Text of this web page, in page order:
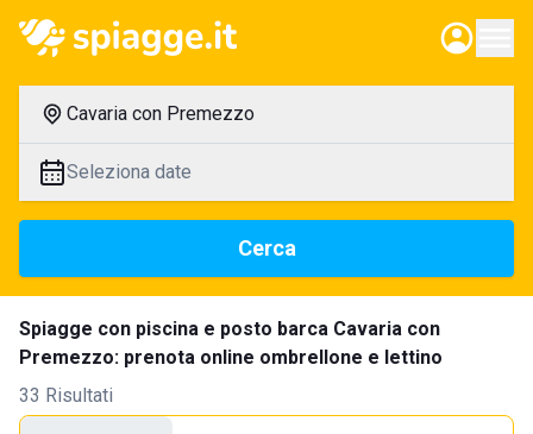
Cavaria con Premezzo
Seleziona date
Cerca
Spiagge con piscina e posto barca Cavaria con
Premezzo: prenota online ombrellone e lettino
33 Risultati